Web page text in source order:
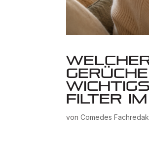
Filter
vonComedes